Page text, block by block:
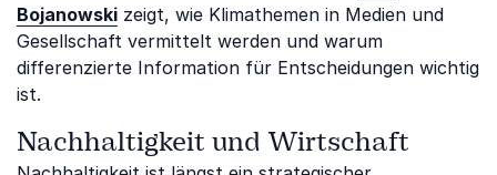
Bojanowski zeigt, wie Klimathemen in Medien und
Gesellschaft vermittelt werden und warum
differenzierte Information für Entscheidungen wichtig
ist.
Nachhaltigkeit und Wirtschaft